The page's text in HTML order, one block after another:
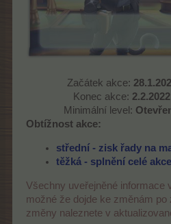
Začátek akce:
Konec akce:
Minimální level:
Obtížnost akce:
střední - zisk řady na
těžká - splnění celé akce
Všechny uveřejněné informace
možné že dojde ke změnám po
změny naleznete v